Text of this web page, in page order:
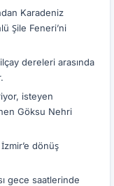
Karadeniz
Şile Feneri’ni
dereleri arasında
isteyen
Göksu Nehri
dönüş
gece saatlerinde